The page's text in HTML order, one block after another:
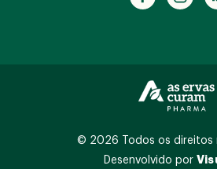
© 2026 Todos os direitos
Desenvolvido por